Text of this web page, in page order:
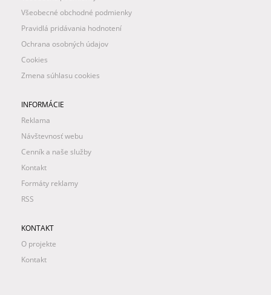
Všeobecné obchodné podmienky
Pravidlá pridávania hodnotení
Ochrana osobných údajov
Cookies
Zmena súhlasu cookies
INFORMÁCIE
Reklama
Návštevnosť webu
Cenník a naše služby
Kontakt
Formáty reklamy
RSS
KONTAKT
O projekte
Kontakt